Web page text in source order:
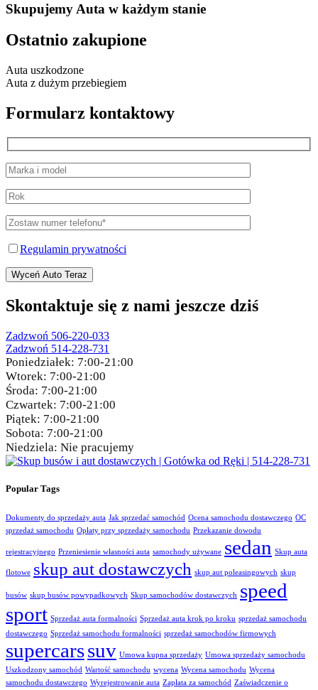
Skupujemy Auta w każdym stanie
Ostatnio zakupione
Auta uszkodzone
Auta z dużym przebiegiem
Formularz kontaktowy
Regulamin prywatności
Wyceń Auto Teraz
Skontaktuje się z nami jeszcze dziś
Zadzwoń 506-220-033
Zadzwoń 514-228-731
Poniedziałek: 7:00-21:00
Wtorek: 7:00-21:00
Środa: 7:00-21:00
Czwartek: 7:00-21:00
Piątek: 7:00-21:00
Sobota: 7:00-21:00
Niedziela: Nie pracujemy
Popular Tags
Dokumenty do sprzedaży auta Jak sprzedać samochód Ocena samochodu dostawczego OC
sprzedaż samochodu Opłaty przy sprzedaży samochodu Przekazanie dowodu
rejestracyjnego Przeniesienie własności auta samochody używane sedan Skup auta
flotowe skup aut dostawczych skup aut poleasingowych skup
busów skup busów powypadkowych Skup samochodów dostawczych speed
sport Sprzedaż auta formalności Sprzedaż auta krok po kroku sprzedaż samochodu
dostawczego Sprzedaż samochodu formalności sprzedaż samochodów firmowych
supercarssuv Umowa kupna sprzedaży Umowa sprzedaży samochodu
Uszkodzony samochód Wartość samochodu wycena Wycena samochodu Wycena
samochodu dostawczego Wyrejestrowanie auta Zapłata za samochód Zaświadczenie o